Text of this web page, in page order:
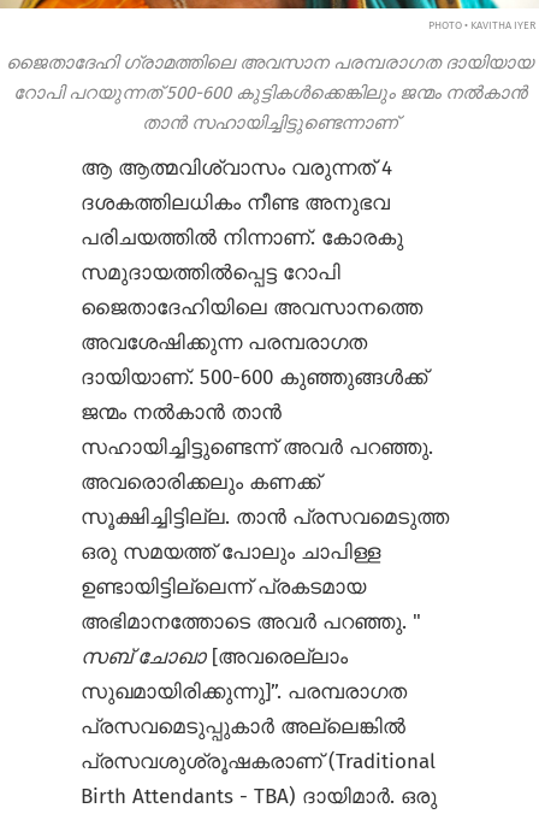
PHOTO • KAVITHA IYER
ജൈതാദേഹി ഗ്രാമത്തിലെ അവസാന പരമ്പരാഗത ദായിയായ
റോപി പറയുന്നത് 500-600 കുട്ടികൾക്കെങ്കിലും ജന്മം നൽകാൻ
താൻ സഹായിച്ചിട്ടുണ്ടെന്നാണ്
ആ ആത്മവിശ്വാസം വരുന്നത് 4
ദശകത്തിലധികം നീണ്ട അനുഭവ
പരിചയത്തിൽ നിന്നാണ്. കോരകു
സമുദായത്തിൽപ്പെട്ട റോപി
ജൈതാദേഹിയിലെ അവസാനത്തെ
അവശേഷിക്കുന്ന പരമ്പരാഗത
ദായിയാണ്. 500-600 കുഞ്ഞുങ്ങൾക്ക്
ജന്മം നൽകാൻ താൻ
സഹായിച്ചിട്ടുണ്ടെന്ന് അവർ പറഞ്ഞു.
അവരൊരിക്കലും കണക്ക്
സൂക്ഷിച്ചിട്ടില്ല. താൻ പ്രസവമെടുത്ത
ഒരു സമയത്ത് പോലും ചാപിള്ള
ഉണ്ടായിട്ടില്ലെന്ന് പ്രകടമായ
അഭിമാനത്തോടെ അവർ പറഞ്ഞു. "
സബ് ചോഖാ [അവരെല്ലാം
സുഖമായിരിക്കുന്നു]”. പരമ്പരാഗത
പ്രസവമെടുപ്പുകാര്‍ അല്ലെങ്കില്‍
പ്രസവശുശ്രൂഷകരാണ് (Traditional
Birth Attendants - TBA) ദായിമാർ. ഒരു